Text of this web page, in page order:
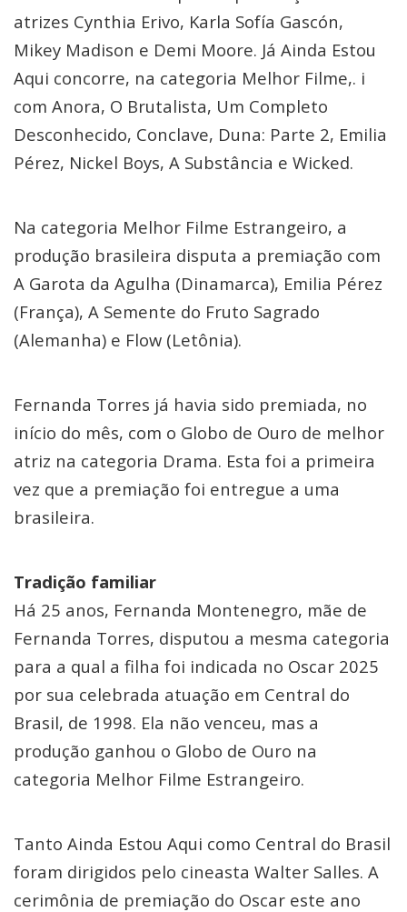
atrizes Cynthia Erivo, Karla Sofía Gascón,
Mikey Madison e Demi Moore. Já Ainda Estou
Aqui concorre, na categoria Melhor Filme,. i
com Anora, O Brutalista, Um Completo
Desconhecido, Conclave, Duna: Parte 2, Emilia
Pérez, Nickel Boys, A Substância e Wicked.
Na categoria Melhor Filme Estrangeiro, a
produção brasileira disputa a premiação com
A Garota da Agulha (Dinamarca), Emilia Pérez
(França), A Semente do Fruto Sagrado
(Alemanha) e Flow (Letônia).
Fernanda Torres já havia sido premiada, no
início do mês, com o Globo de Ouro de melhor
atriz na categoria Drama. Esta foi a primeira
vez que a premiação foi entregue a uma
brasileira.
Tradição familiar
Há 25 anos, Fernanda Montenegro, mãe de
Fernanda Torres, disputou a mesma categoria
para a qual a filha foi indicada no Oscar 2025
por sua celebrada atuação em Central do
Brasil, de 1998. Ela não venceu, mas a
produção ganhou o Globo de Ouro na
categoria Melhor Filme Estrangeiro.
Tanto Ainda Estou Aqui como Central do Brasil
foram dirigidos pelo cineasta Walter Salles. A
cerimônia de premiação do Oscar este ano